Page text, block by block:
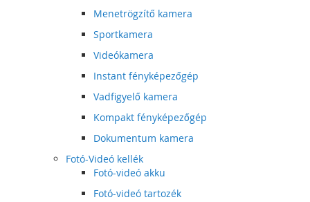
Menetrögzítő kamera
Sportkamera
Videókamera
Instant fényképezőgép
Vadfigyelő kamera
Kompakt fényképezőgép
Dokumentum kamera
Fotó-Videó kellék
Fotó-videó akku
Fotó-videó tartozék